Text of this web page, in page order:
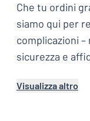
Che tu ordini
siamo qui per
complicazioni
sicurezza e
Visualizza altro